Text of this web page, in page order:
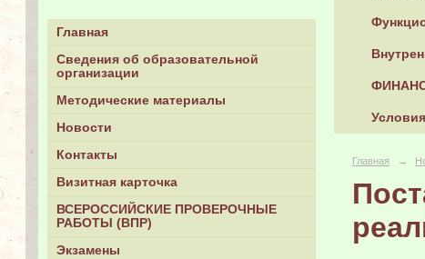
Главная
Сведения об образовательной
организации
Методические материалы
Новости
Контакты
Визитная карточка
ВСЕРОССИЙСКИЕ ПРОВЕРОЧНЫЕ
РАБОТЫ (ВПР)
Экзамены
Главная →